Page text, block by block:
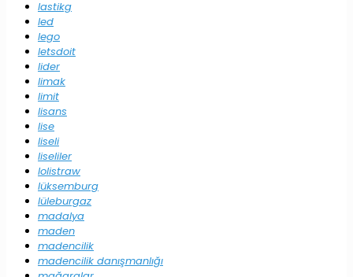
lastikg
led
lego
letsdoit
lider
limak
limit
lisans
lise
liseli
liseliler
lolistraw
lüksemburg
lüleburgaz
madalya
maden
madencilik
madencilik danışmanlığı